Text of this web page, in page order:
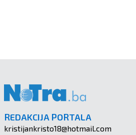
REDAKCIJA PORTALA
kristijankristo18@hotmail.com